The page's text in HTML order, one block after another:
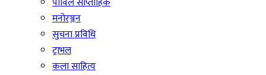
मनोरञ्जन
सुचना प्रविधि
ट्राभल
कला साहित्य